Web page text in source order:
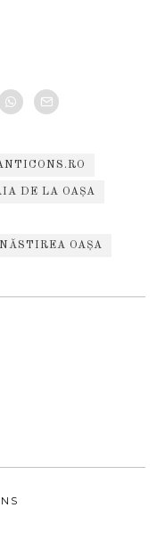
DE LA OAȘA
OAȘA